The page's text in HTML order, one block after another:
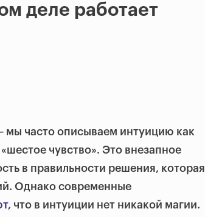
деле работает
мы часто описываем интуицию как
чувство». Это внезапное
в правильности решения, которая
Однако современные
, что в интуиции нет никакой магии.